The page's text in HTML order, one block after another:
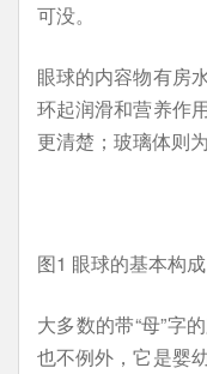
可没。
眼球的内容物有房
环起润滑和营养作
更清楚；玻璃体则
图1 眼球的基本构成
大多数的带“母”字
也不例外，它是婴